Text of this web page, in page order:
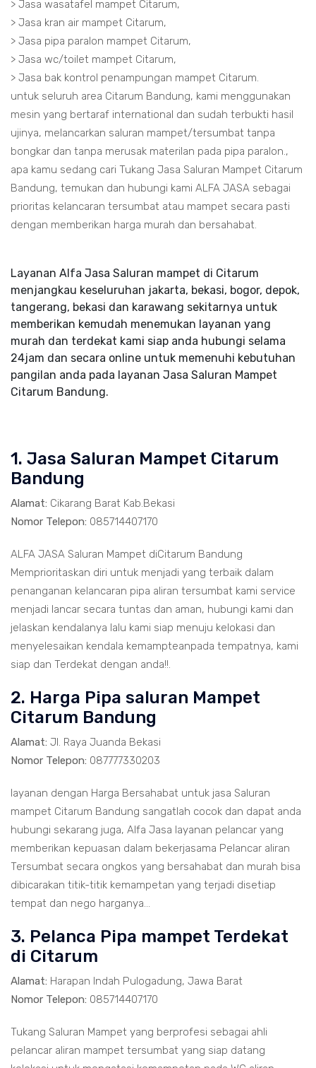
> Jasa wasatafel mampet Citarum,
> Jasa kran air mampet Citarum,
> Jasa pipa paralon mampet Citarum,
> Jasa wc/toilet mampet Citarum,
> Jasa bak kontrol penampungan mampet Citarum.
untuk seluruh area Citarum Bandung, kami menggunakan
mesin yang bertaraf international dan sudah terbukti hasil
ujinya, melancarkan saluran mampet/tersumbat tanpa
bongkar dan tanpa merusak materilan pada pipa paralon.,
apa kamu sedang cari Tukang Jasa Saluran Mampet Citarum
Bandung, temukan dan hubungi kami ALFA JASA sebagai
prioritas kelancaran tersumbat atau mampet secara pasti
dengan memberikan harga murah dan bersahabat.
Layanan Alfa Jasa Saluran mampet di Citarum
menjangkau keseluruhan jakarta, bekasi, bogor, depok,
tangerang, bekasi dan karawang sekitarnya untuk
memberikan kemudah menemukan layanan yang
murah dan terdekat kami siap anda hubungi selama
24jam dan secara online untuk memenuhi kebutuhan
pangilan anda pada layanan Jasa Saluran Mampet
Citarum Bandung.
1. Jasa Saluran Mampet Citarum
Bandung
Alamat: Cikarang Barat Kab.Bekasi
Nomor Telepon: 085714407170
ALFA JASA Saluran Mampet diCitarum Bandung
Memprioritaskan diri untuk menjadi yang terbaik dalam
penanganan kelancaran pipa aliran tersumbat kami service
menjadi lancar secara tuntas dan aman, hubungi kami dan
jelaskan kendalanya lalu kami siap menuju kelokasi dan
menyelesaikan kendala kemampteanpada tempatnya, kami
siap dan Terdekat dengan anda!!.
2. Harga Pipa saluran Mampet
Citarum Bandung
Alamat: Jl. Raya Juanda Bekasi
Nomor Telepon: 087777330203
layanan dengan Harga Bersahabat untuk jasa Saluran
mampet Citarum Bandung sangatlah cocok dan dapat anda
hubungi sekarang juga, Alfa Jasa layanan pelancar yang
memberikan kepuasan dalam bekerjasama Pelancar aliran
Tersumbat secara ongkos yang bersahabat dan murah bisa
dibicarakan titik-titik kemampetan yang terjadi disetiap
tempat dan nego harganya...
3. Pelanca Pipa mampet Terdekat
di Citarum
Alamat: Harapan Indah Pulogadung, Jawa Barat
Nomor Telepon: 085714407170
Tukang Saluran Mampet yang berprofesi sebagai ahli
pelancar aliran mampet tersumbat yang siap datang